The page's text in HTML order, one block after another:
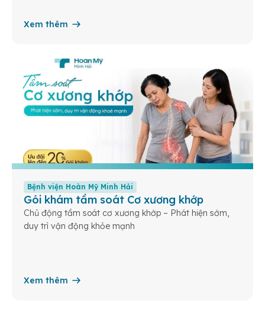
Xem thêm
Bệnh viện Hoàn Mỹ Minh Hải
Gói khám tầm soát Cơ xương khớp
Chủ động tầm soát cơ xương khớp – Phát hiện sớm,
duy trì vận động khỏe mạnh
Xem thêm